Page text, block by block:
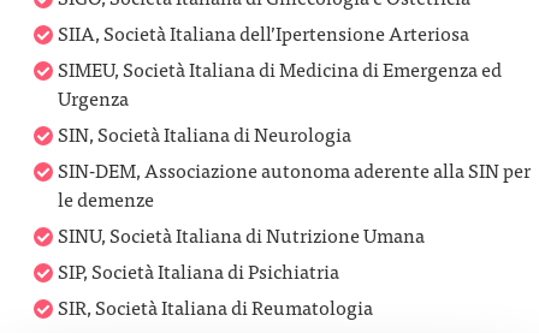
SIIA, Società Italiana dell’Ipertensione Arteriosa
SIMEU, Società Italiana di Medicina di Emergenza ed
Urgenza
SIN, Società Italiana di Neurologia
SIN-DEM, Associazione autonoma aderente alla SIN per
le demenze
SINU, Società Italiana di Nutrizione Umana
SIP, Società Italiana di Psichiatria
SIR, Società Italiana di Reumatologia